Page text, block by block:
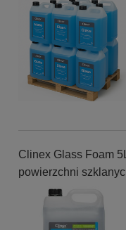
Clinex Glass Foam
powierzchni